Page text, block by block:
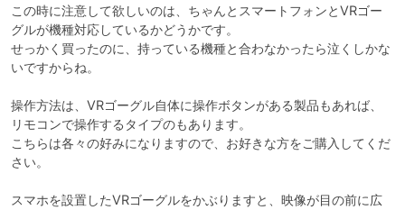
この時に注意して欲しいのは、ちゃんとスマートフォンとVRゴー
グルが機種対応しているかどうかです。
せっかく買ったのに、持っている機種と合わなかったら泣くしかな
いですからね。
操作方法は、VRゴーグル自体に操作ボタンがある製品もあれば、
リモコンで操作するタイプのもあります。
こちらは各々の好みになりますので、お好きな方をご購入してくだ
さい。
スマホを設置したVRゴーグルをかぶりますと、映像が目の前に広